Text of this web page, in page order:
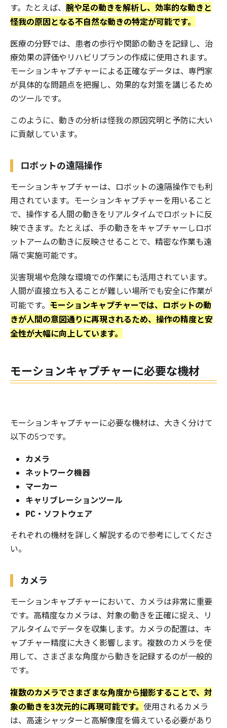
す。たとえば、 腕や足の動きを解析し、効率的な動きと
怪我の原因となる不自然な動きの特定が可能です。
医療の分野では、患者の歩行や関節の動きを記録し、治
療効果の評価やリハビリプランの作成に使用されます。
モーションキャプチャーによる正確なデータは、専門家
が具体的な問題点を把握し、効果的な対策を講じるため
のツールです。
このように、動きの分析は怪我の原因究明と予防に大い
に貢献しています。
ロボットの遠隔操作
モーションキャプチャーは、ロボットの遠隔操作でも利
用されています。モーションキャプチャーを用いること
で、操作する人間の動きをリアルタイムでロボットに反
映できます。たとえば、手の動きをキャプチャーしロボ
ットアームの動きに反映させることで、精密な作業も遠
隔で実施可能です。
災害現場や危険な環境での作業にも活用されています。
人間が直接立ち入ることが難しい場所でも安全に作業が
可能です。 モーションキャプチャーでは、ロボットの動
きが人間の意図通りに再現されるため、操作の精度と安
全性が大幅に向上しています。
モーションキャプチャーに必要な機材
モーションキャプチャーに必要な機材は、大きく分けて
以下の5つです。
カメラ
ネットワーク機器
マーカー
キャリブレーションツール
PC・ソフトウェア
それぞれの機材を詳しく解説するので参考にしてくださ
い。
カメラ
モーションキャプチャーにおいて、カメラは非常に重要
です。高精度なカメラは、対象の動きを正確に捉え、リ
アルタイムでデータを収集します。カメラの配置は、キ
ャプチャー精度に大きく影響します。複数のカメラを使
用して、さまざまな角度から動きを記録するのが一般的
です。
複数のカメラでさまざまな角度から撮影することで、対
象の動きを3次元的に再現可能です。 使用されるカメラ
は、高速シャッターと高解像度を備えている必要があり